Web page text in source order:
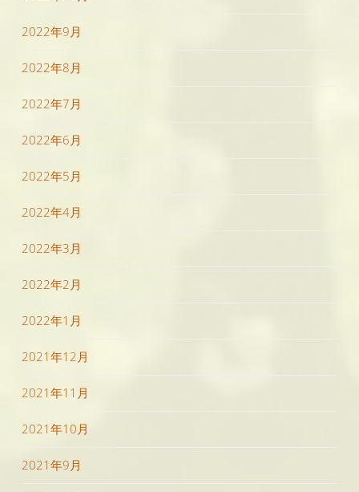
2022年9月
2022年8月
2022年7月
2022年6月
2022年5月
2022年4月
2022年3月
2022年2月
2022年1月
2021年12月
2021年11月
2021年10月
2021年9月